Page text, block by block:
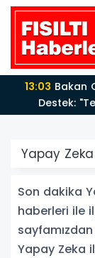
12:12Fısıltı Haberleri Yazarı Dr. Canan Yılmaz’a
Yapay
Son dakika
haberleri ile
Yapay Zeka